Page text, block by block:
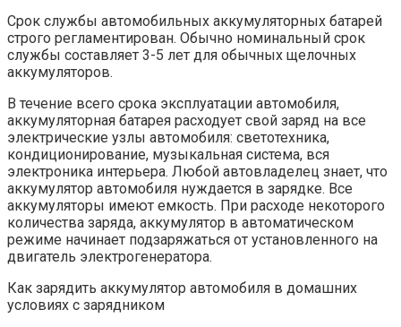
Срок службы автомобильных аккумуляторных батарей
строго регламентирован. Обычно номинальный срок
службы составляет 3-5 лет для обычных щелочных
аккумуляторов.
В течение всего срока эксплуатации автомобиля,
аккумуляторная батарея расходует свой заряд на все
электрические узлы автомобиля: светотехника,
кондиционирование, музыкальная система, вся
электроника интерьера. Любой автовладелец знает, что
аккумулятор автомобиля нуждается в зарядке. Все
аккумуляторы имеют емкость. При расходе некоторого
количества заряда, аккумулятор в автоматическом
режиме начинает подзаряжаться от установленного на
двигатель электрогенератора.
Как зарядить аккумулятор автомобиля в домашних
условиях с зарядником